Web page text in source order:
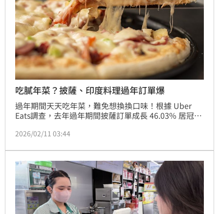
吃膩年菜？披薩、印度料理過年訂單爆
過年期間天天吃年菜，難免想換換口味！根據 Uber
Eats調查，去年過年期間披薩訂單成長 46.03% 居冠，
則是金針菇和茼蒿；另外，根據Uber App 數據觀察，
站更成為過去三年第一名下車點。（賴俊佑）
2026/02/11 03:44